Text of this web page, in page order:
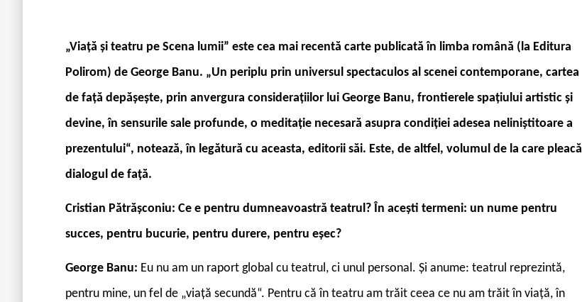
„Viață și teatru pe Scena lumii” este cea mai recentă carte publicată în limba română (la Editura
Polirom) de George Banu. „Un periplu prin universul spectaculos al scenei contemporane, cartea
de față depășește, prin anvergura considerațiilor lui George Banu, frontierele spațiului artistic și
devine, în sensurile sale profunde, o meditație necesară asupra condiției adesea neliniștitoare a
prezentului“, notează, în legătură cu aceasta, editorii săi. Este, de altfel, volumul de la care pleacă
dialogul de față.
Cristian Pătrășconiu: Ce e pentru dumneavoastră teatrul? În acești termeni: un nume pentru
succes, pentru bucurie, pentru durere, pentru eșec?
George Banu: Eu nu am un raport global cu teatrul, ci unul personal. Și anume: teatrul reprezintă,
pentru mine, un fel de „viață secundă“. Pentru că în teatru am trăit ceea ce nu am trăit în viață, în